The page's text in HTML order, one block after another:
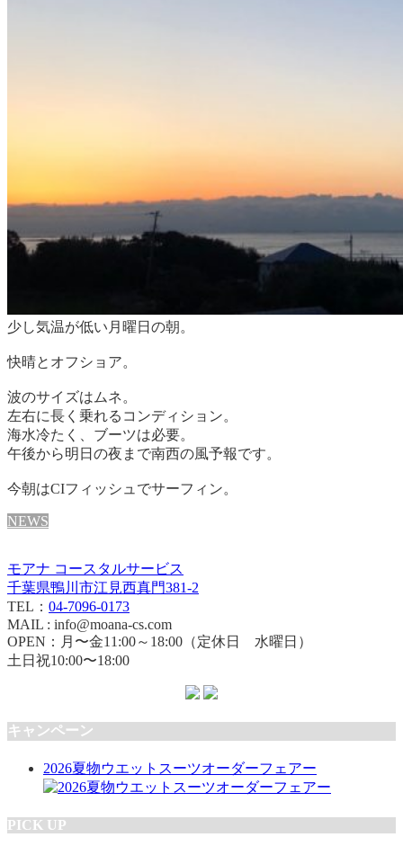
少し気温が低い月曜日の朝。
快晴とオフショア。
波のサイズはムネ。
左右に長く乗れるコンディション。
海水冷たく、ブーツは必要。
午後から明日の夜まで南西の風予報です。
今朝はCIフィッシュでサーフィン。
NEWS
モアナ コースタルサービス
千葉県鴨川市江見西真門381-2
TEL： 04-7096-0173
MAIL : info@moana-cs.com
OPEN：月〜金11:00～18:00（定休日 水曜日）
土日祝10:00〜18:00
キャンペーン
2026夏物ウエットスーツオーダーフェアー
PICK UP